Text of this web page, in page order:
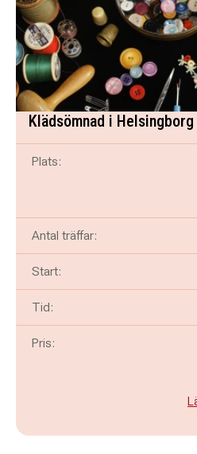
Klädsömnad i Helsingborg
Plats:
Antal träffar:
Start:
Tid:
Pris: